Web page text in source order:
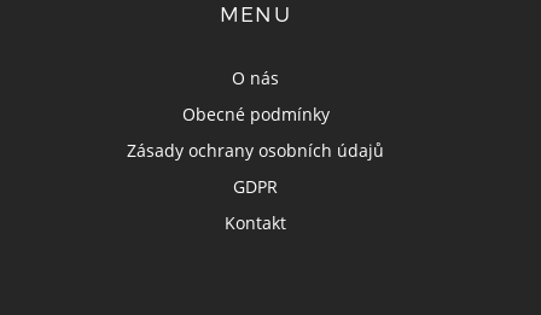
MENU
O nás
Obecné podmínky
Zásady ochrany osobních údajů
GDPR
Kontakt